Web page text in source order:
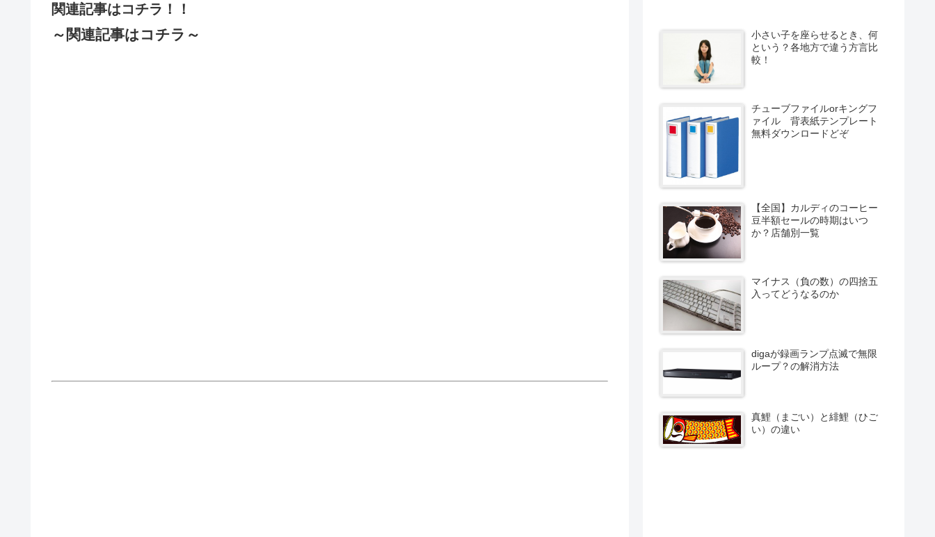
関連記事はコチラ！！
～関連記事はコチラ～
小さい子を座らせるとき、何
という？各地方で違う方言比
較！
チューブファイルorキングフ
ァイル 背表紙テンプレート
無料ダウンロードどぞ
【全国】カルディのコーヒー
豆半額セールの時期はいつ
か？店舗別一覧
マイナス（負の数）の四捨五
入ってどうなるのか
digaが録画ランプ点滅で無限
ループ？の解消方法
真鯉（まごい）と緋鯉（ひご
い）の違い